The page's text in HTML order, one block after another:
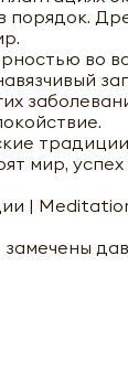
во
мир, успех
|